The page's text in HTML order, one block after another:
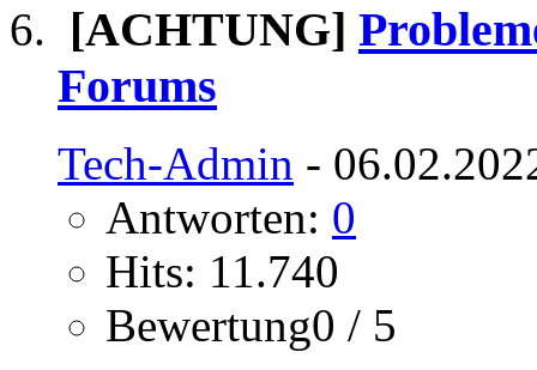
[ACHTUNG]
Forums
Tech-Admin -
Antworten: 0
Hits: 11.740
Bewertung0 / 5